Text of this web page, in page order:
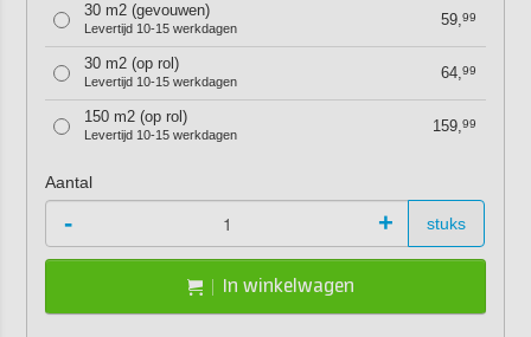
30 m2 (gevouwen)
Levertijd 10-15 werkdagen 59,99
30 m2 (op rol)
Levertijd 10-15 werkdagen 64,99
150 m2 (op rol)
Levertijd 10-15 werkdagen 159,99
Aantal
- + stuks
In winkelwagen